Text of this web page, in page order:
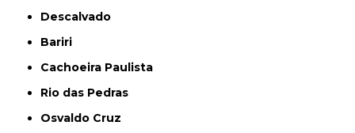
Descalvado
Bariri
Cachoeira Paulista
Rio das Pedras
Osvaldo Cruz